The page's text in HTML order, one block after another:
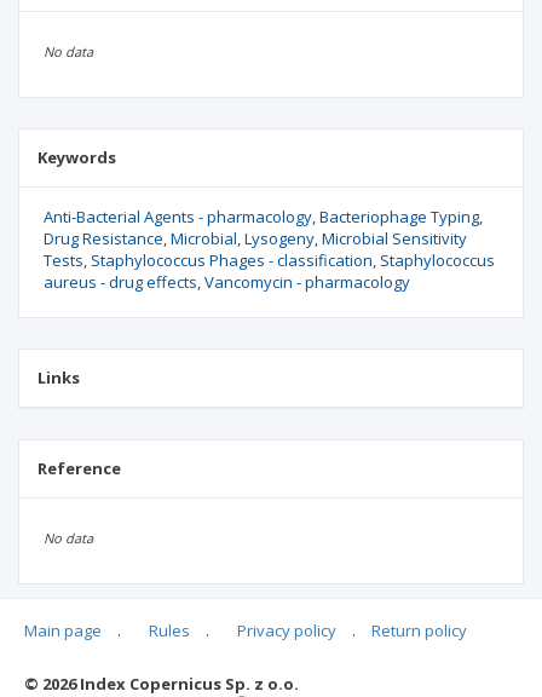
No data
Keywords
Anti-Bacterial Agents - pharmacology Bacteriophage Typing
Drug Resistance Microbial Lysogeny Microbial Sensitivity
Tests Staphylococcus Phages - classification Staphylococcus
aureus - drug effects Vancomycin - pharmacology
Links
Reference
No data
Articles quoting
Main page . Rules . Privacy policy . Return policy
© 2026 Index Copernicus Sp. z o.o.